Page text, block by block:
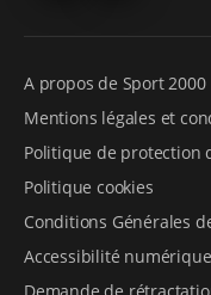
A propos de Sport 2000
Mentions légales et
Politique de protection
Politique cookies
Conditions Générales
Accessibilité numérique